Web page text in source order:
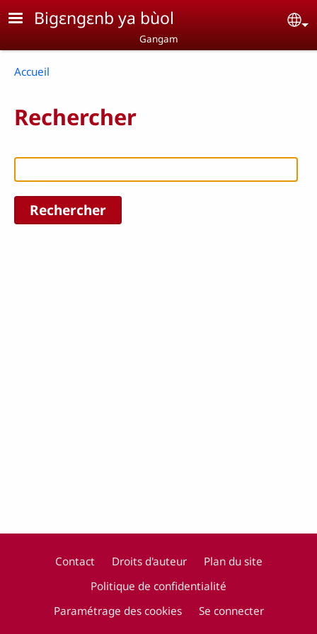
Aller au contenu principal
Bigɛngɛnb ya bùol
Gangam
Breadcrumb
Accueil
Rechercher
Footer
Contact Droits d'auteur
Plan du site
Politique de confidentialité
Paramétrage des cookies
Se connecter